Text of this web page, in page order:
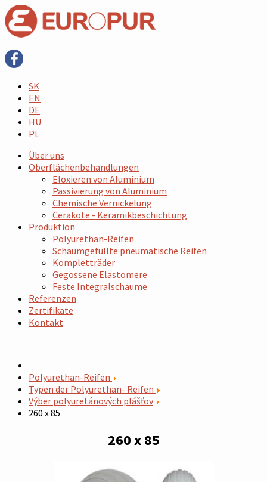
SK
EN
DE
HU
PL
Über uns
Oberflächenbehandlungen
Eloxieren von Aluminium
Passivierung von Aluminium
Chemische Vernickelung
Cerakote - Keramikbeschichtung
Produktion
Polyurethan-Reifen
Schaumgefüllte pneumatische Reifen
Kompletträder
Gegossene Elastomere
Feste Integralschaume
Referenzen
Zertifikate
Kontakt
Polyurethan-Reifen
Typen der Polyurethan- Reifen
Výber polyuretánových plášťov
260 x 85
260 x 85